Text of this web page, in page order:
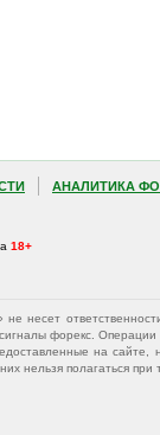
АНАЛИТИКА
18+
не несет
форекс.
на
нельзя полагаться при